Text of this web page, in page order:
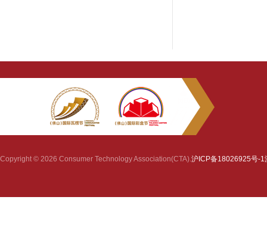
Copyright © 2026 Consumer Technology Association(CTA).沪ICP备18026925号-1